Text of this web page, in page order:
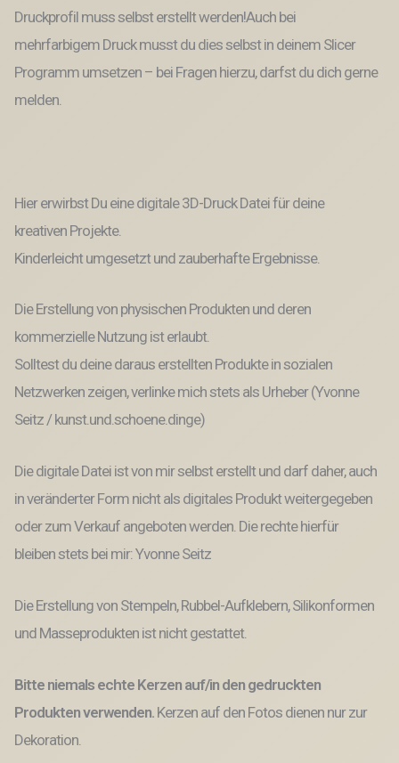
Druck
Vorlage
Menge
Druckprofil muss selbst erstellt werden!Auch bei
mehrfarbigem Druck musst du dies selbst in deinem Slicer
Programm umsetzen – bei Fragen hierzu, darfst du dich gerne
melden.
Hier erwirbst Du eine digitale 3D-Druck Datei für deine
kreativen Projekte.
Kinderleicht umgesetzt und zauberhafte Ergebnisse.
Die Erstellung von physischen Produkten und deren
kommerzielle Nutzung ist erlaubt.
Solltest du deine daraus erstellten Produkte in sozialen
Netzwerken zeigen, verlinke mich stets als Urheber (Yvonne
Seitz / kunst.und.schoene.dinge)
Die digitale Datei ist von mir selbst erstellt und darf daher, auch
in veränderter Form nicht als digitales Produkt weitergegeben
oder zum Verkauf angeboten werden. Die rechte hierfür
bleiben stets bei mir: Yvonne Seitz
Die Erstellung von Stempeln, Rubbel-Aufklebern, Silikonformen
und Masseprodukten ist nicht gestattet.
Bitte niemals echte Kerzen auf/in den gedruckten
Produkten verwenden. Kerzen auf den Fotos dienen nur zur
Dekoration.